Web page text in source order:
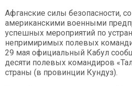
Афганские силы безопасности,
американскими военными
успешных мероприятий по
непримиримых полевых
29 мая официальный Кабул
десяти полевых командиров
страны (в провинции Кундуз).